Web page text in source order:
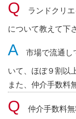
ランドクリ
について教えて下
市場で流通し
いて、ほぼ９割以
また、仲介手数料
仲介手数料